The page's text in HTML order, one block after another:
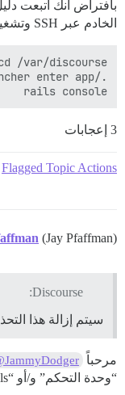
بافتراض أنك اتبعت
الخادم عبر SSH وتشغيل الأوامر التالية:
rails console
3 إعجابات
Flagged Topic Actions
(Jay Pfaffman)
Discourse:
سيتم إزالة هذا
مرحباً
“وحدة التحكم” و/أو “rails” (أو ربما “rails console”) بـ